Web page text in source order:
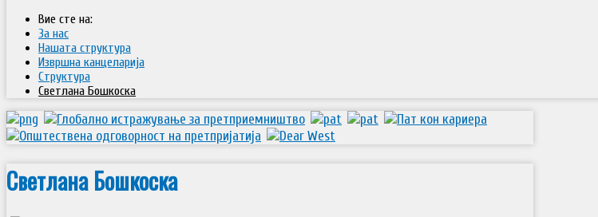
Вие сте на:
За нас
Нашата структура
Извршна канцеларија
Структура
Светлана Бошкоска
Светлана Бошкоска